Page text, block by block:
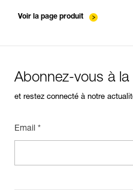
Voir la page produit
Abonnez-vous à la
et restez connecté à notre
Email *